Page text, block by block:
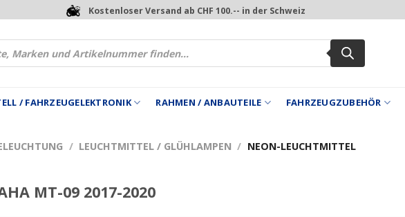
Kostenloser Versand ab CHF 100.-- in der Schweiz
/ FAHRZEUGELEKTRONIK RAHMEN / ANBAUTEILE FAHRZEUGZUBEHÖR
/ LEUCHTMITTEL / GLÜHLAMPEN / NEON-LEUCHTMITTEL
MT-09 2017-2020